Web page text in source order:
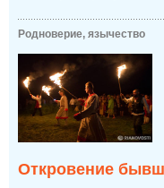
Родноверие, язычество
Откровение